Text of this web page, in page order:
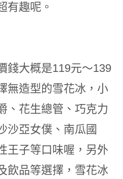
有趣呢。
錢大概是119元～139
無造型的雪花冰，小
、花生總管、巧克力
沙亞女僕、南瓜國
王子等口味喔，另外
飲品等選擇，雪花冰